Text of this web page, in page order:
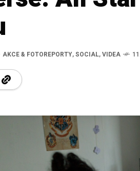
AKCE & FOTOREPORTY,SOCIAL,VIDEA